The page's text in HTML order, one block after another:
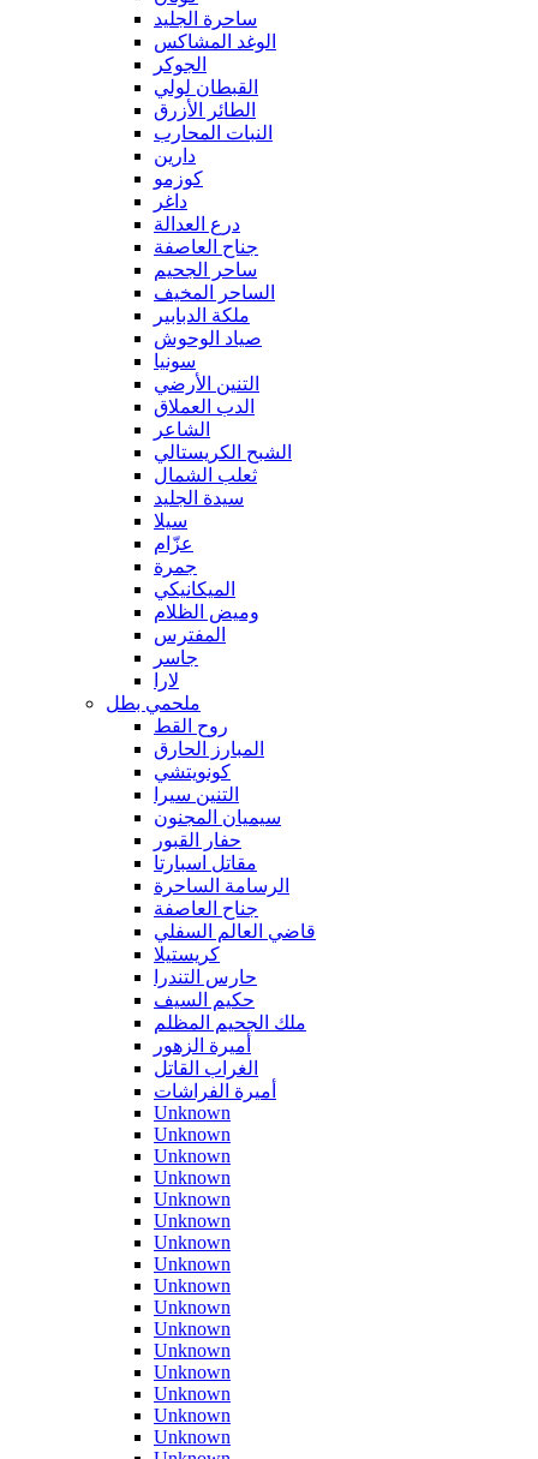
ساحرة الجليد
الوغد المشاكس
الجوكر
القبطان لولي
الطائر الأزرق
النبات المحارب
دارين
كوزمو
داغر
درع العدالة
جناح العاصفة
ساحر الجحيم
الساحر المخيف
ملكة الدبابير
صياد الوحوش
سونيا
التنين الأرضي
الدب العملاق
الشاعر
الشبح الكريستالي
ثعلب الشمال
سيدة الجليد
سيلا
عزّام
جمرة
الميكانيكي
وميض الظلام
المفترس
جاسر
لارا
ملحمي بطل
روح القط
المبارز الحارق
كونويتشي
التنين سيرا
سيميان المجنون
حفار القبور
مقاتل اسبارتا
الرسامة الساحرة
جناح العاصفة
قاضي العالم السفلي
كريستيلا
حارس التندرا
حكيم السيف
ملك الجحيم المظلم
أميرة الزهور
الغراب القاتل
أميرة الفراشات
Unknown
Unknown
Unknown
Unknown
Unknown
Unknown
Unknown
Unknown
Unknown
Unknown
Unknown
Unknown
Unknown
Unknown
Unknown
Unknown